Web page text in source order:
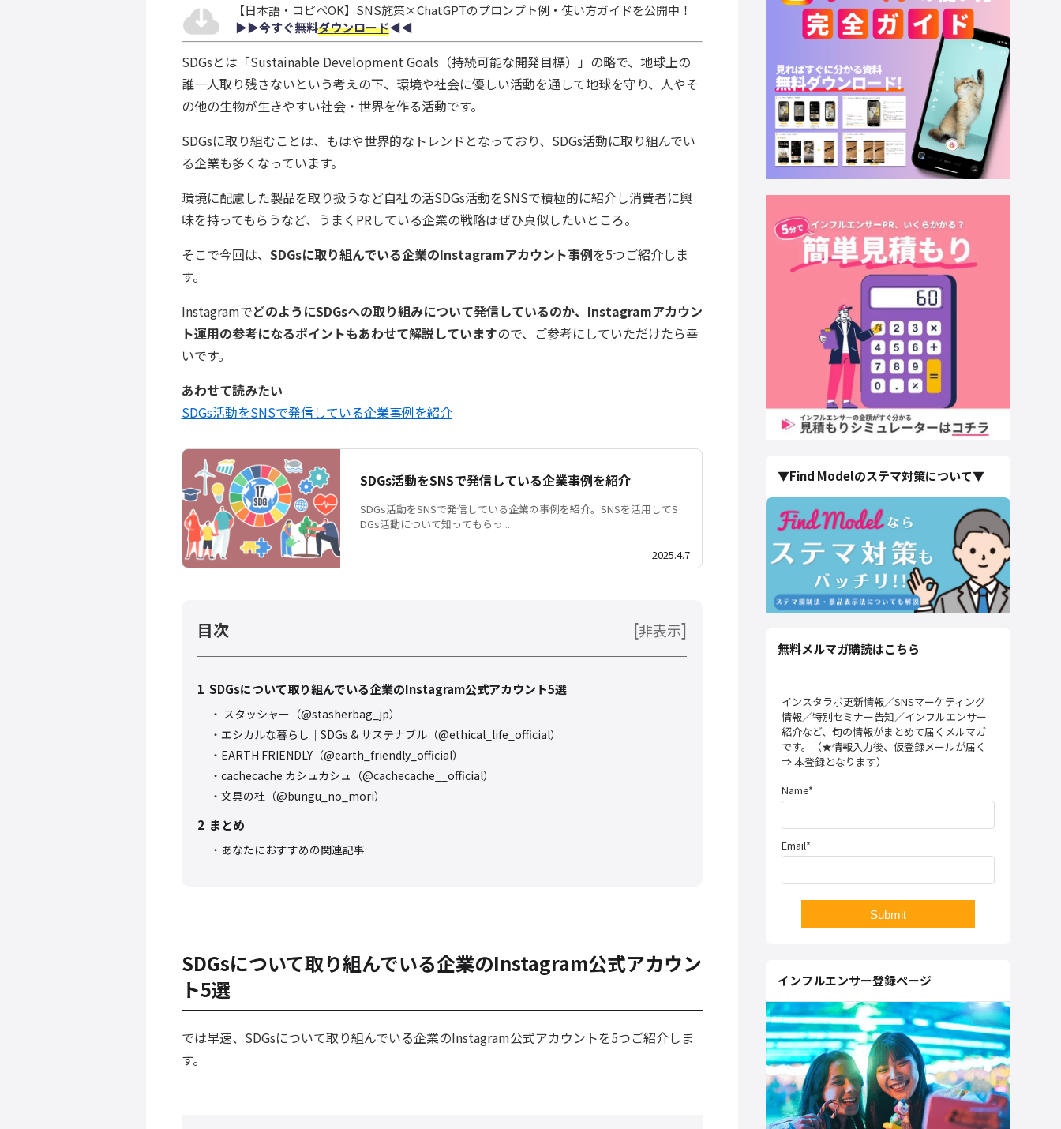
【日本語・コピペOK】SNS施策×ChatGPTのプロンプト例・使い方ガイドを公開中！
▶︎▶︎今すぐ無料ダウンロード◀︎◀︎
SDGsとは「Sustainable Development Goals（持続可能な開発目標）
」の略で、地球上の
誰一人取り残さないという考えの下、環境や社会に優しい活動を通して地球を守り、人やそ
の他の生物が生きやすい社会・世界を作る活動です。
SDGsに取り組むことは、もはや世界的なトレンドとなっており、SDGs活動に取り組んでい
る企業も多くなっています。
環境に配慮した製品を取り扱うなど自社の活SDGs活動をSNSで積極的に紹介し消費者に興
味を持ってもらうなど、うまくPRしている企業の戦略はぜひ真似したいところ。
そこで今回は、 SDGsに取り組んでいる企業のInstagramアカウント事例を5つご紹介しま
す。
InstagramでどのようにSDGsへの取り組みについて発信しているのか、Instagramアカウン
ト運用の参考になるポイントもあわせて解説していますので、ご参考にしていただけたら幸
いです。
あわせて読みたい
SDGs活動をSNSで発信している企業事例を紹介
SDGs活動をSNSで発信している企業事例を紹介
2025.4.7
SDGs活動をSNSで発信している企業の事例を紹介。SNSを活用してS
DGs活動について知ってもらっ...
目次 [非表示]
1 SDGsについて取り組んでいる企業のInstagram公式アカウント5選
スタッシャー（@stasherbag_jp）
エシカルな暮らし｜SDGs & サステナブル（@ethical_life_official）
EARTH FRIENDLY（@earth_friendly_official）
cachecache カシュカシュ（@cachecache__official）
文具の杜（@bungu_no_mori）
2 まとめ
あなたにおすすめの関連記事
SDGsについて取り組んでいる企業のInstagram公式アカウン
ト5選
では早速、SDGsについて取り組んでいる企業のInstagram公式アカウントを5つご紹介しま
す。
▼Find Modelのステマ対策について▼
無料メルマガ購読はこちら
インスタラボ更新情報／SNSマーケティング
情報／特別セミナー告知／インフルエンサー
紹介など、旬の情報がまとめて届くメルマガ
です。（★情報入力後、仮登録メールが届く
⇒ 本登録となります）
Name*
Email*
インフルエンサー登録ページ